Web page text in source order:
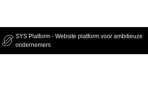
SYS Platform - Website platform voor ambitieuze
ondernemers